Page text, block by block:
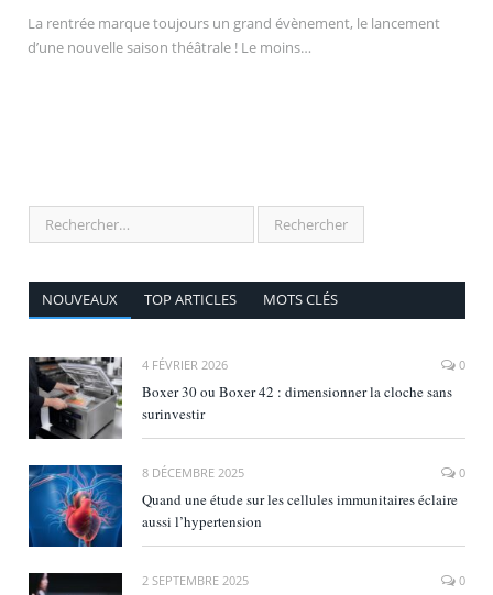
La rentrée marque toujours un grand évènement, le lancement
d’une nouvelle saison théâtrale ! Le moins…
NOUVEAUX TOP ARTICLES MOTS CLÉS
4 FÉVRIER 2026 0
Boxer 30 ou Boxer 42 : dimensionner la cloche sans
surinvestir
8 DÉCEMBRE 2025 0
Quand une étude sur les cellules immunitaires éclaire
aussi l’hypertension
2 SEPTEMBRE 2025 0